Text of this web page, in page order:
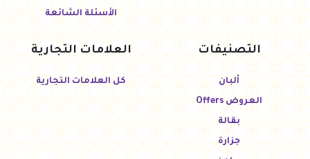
الأسئلة الشائعة
التصنيفات
ألبان
العروض Offers
بقالة
جزارة
العلامات التجارية
كل العلامات التجارية